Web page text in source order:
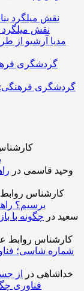
نقش میلگرد
مدیا آرشیو از
گردشگری
وحید قاسمی در
کارشناس
برسیم؟
سعید در چگونه با
کارشناس روابط
شماره شاسی؛
خداشاهی در
از
فناوری